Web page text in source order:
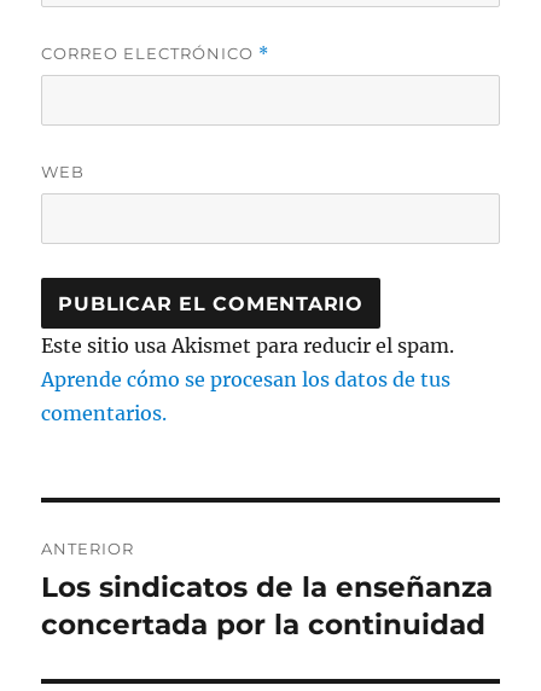
CORREO ELECTRÓNICO *
WEB
Este sitio usa Akismet para reducir el spam.
Aprende cómo se procesan los datos de tus
comentarios.
de
entradas
ANTERIOR
Entrada
anterior:
Los sindicatos de la enseñanza
concertada por la continuidad